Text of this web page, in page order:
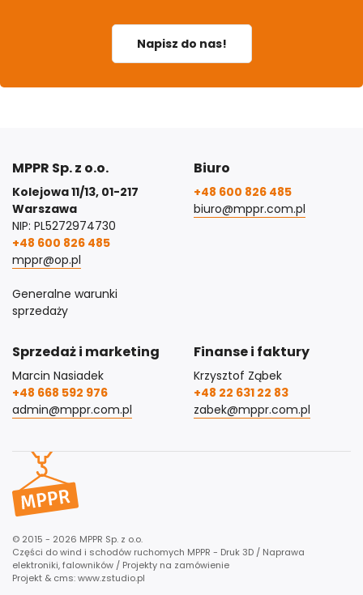
Napisz do nas!
MPPR Sp. z o.o.
Kolejowa 11/13, 01-217
Warszawa
NIP: PL5272974730
+48 600 826 485
mppr@op.pl
Generalne warunki
sprzedaży
Biuro
+48 600 826 485
biuro@mppr.com.pl
Sprzedaż i marketing
Marcin Nasiadek
+48 668 592 976
admin@mppr.com.pl
Finanse i faktury
Krzysztof Ząbek
+48 22 631 22 83
zabek@mppr.com.pl
© 2015 - 2026 MPPR Sp. z o.o.
Części do wind i schodów ruchomych MPPR - Druk 3D / Naprawa
elektroniki, falowników / Projekty na zamówienie
Projekt & cms:www.zstudio.pl